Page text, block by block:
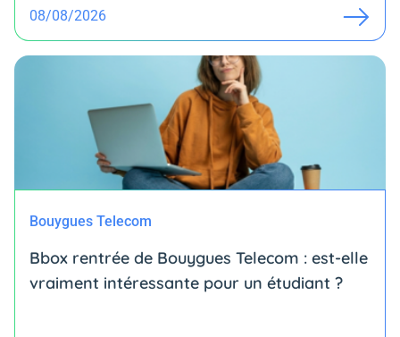
08/08/2026
Bouygues Telecom
Bbox rentrée de Bouygues Telecom : est-elle
vraiment intéressante pour un étudiant ?